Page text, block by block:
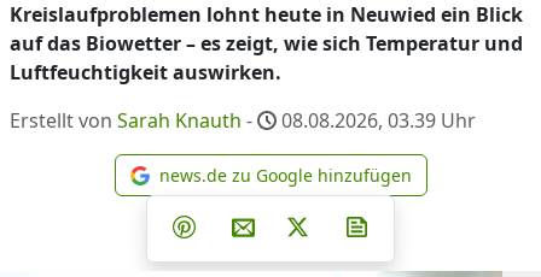
Kreislaufproblemen lohnt heute in Neuwied ein Blick
auf das Biowetter – es zeigt, wie sich Temperatur und
Luftfeuchtigkeit auswirken.
Erstellt von Sarah Knauth - 08.08.2026, 03.39 Uhr
news.de zu Google
news.de zu Google hinzufügen
Teilen auf Facebook
Teilen auf Whatsapp
Teilen auf Telegram
Teilen auf Pinterest
Per E-Mail teilen
Post auf X